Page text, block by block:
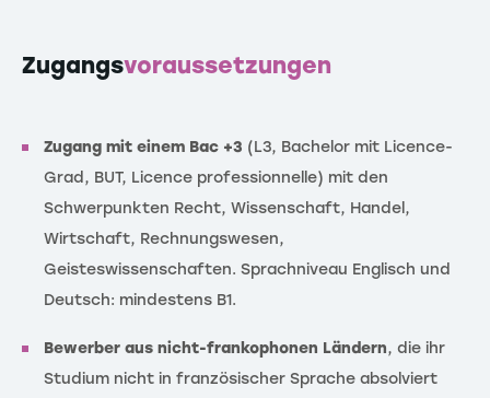
Zugangsvoraussetzungen
Zugang mit einem Bac +3 (L3, Bachelor mit Licence-
Grad, BUT, Licence professionnelle) mit den
Schwerpunkten Recht, Wissenschaft, Handel,
Wirtschaft, Rechnungswesen,
Geisteswissenschaften. Sprachniveau Englisch und
Deutsch: mindestens B1.
Bewerber aus nicht-frankophonen Ländern, die ihr
Studium nicht in französischer Sprache absolviert